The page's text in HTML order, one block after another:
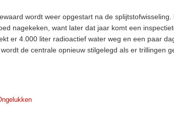
wordt weer opgestart na de
nagekeken, want later dat jaar komt een
er 4.000 liter radioactief water weg en een paar
de centrale opnieuw stilgelegd als er trillingen